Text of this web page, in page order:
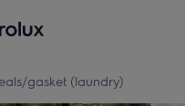
gasket (laundry)